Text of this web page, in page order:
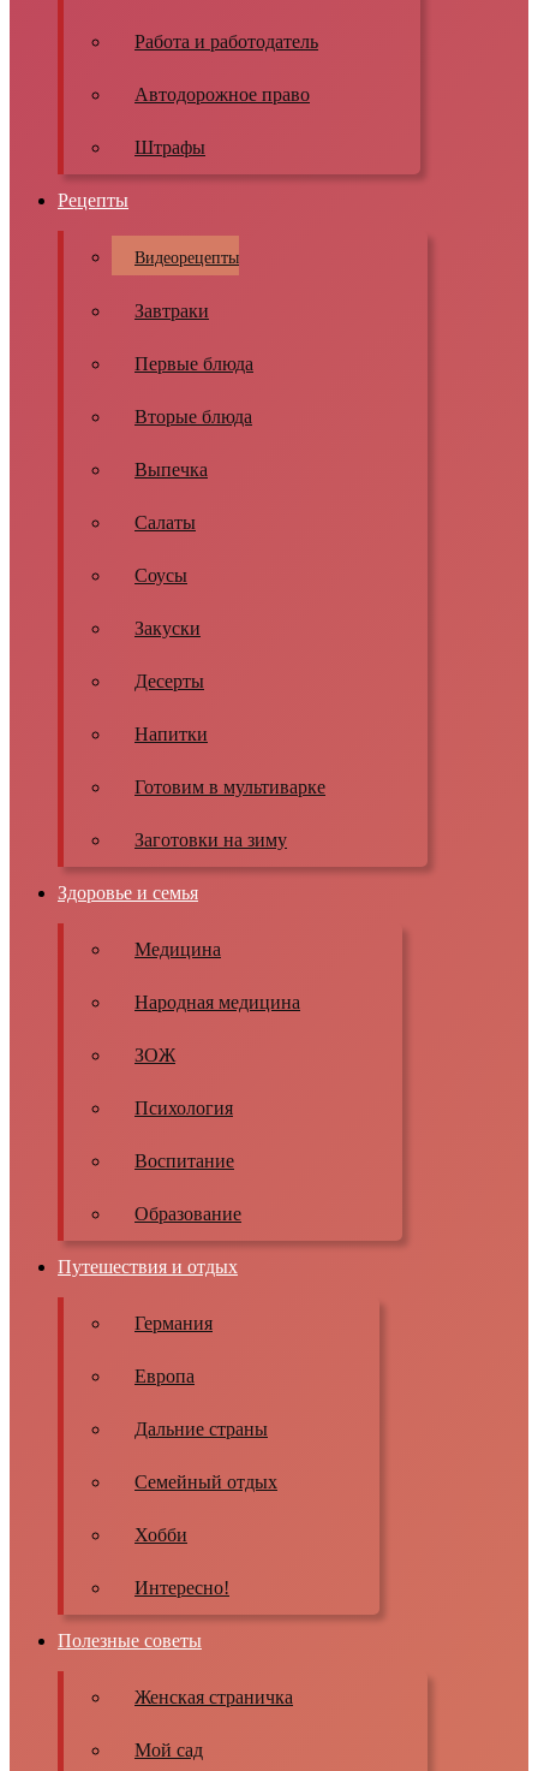
Работа и работодатель
Автодорожное право
Штрафы
Рецепты
Видеорецепты
Завтраки
Первые блюда
Вторые блюда
Выпечка
Салаты
Соусы
Закуски
Десерты
Напитки
Готовим в мультиварке
Заготовки на зиму
Здоровье и семья
Медицина
Народная медицина
ЗОЖ
Психология
Воспитание
Образование
Путешествия и отдых
Германия
Европа
Дальние страны
Семейный отдых
Хобби
Интересно!
Полезные советы
Женская страничка
Мой сад